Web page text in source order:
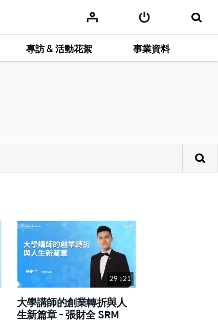
專訪 & 活動花絮 事業資料
29 : 21
大學講師的創業轉折與人
生新篇章 - 張財全 SRM